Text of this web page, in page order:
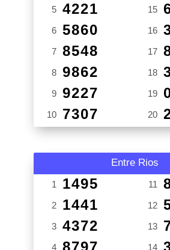
5 4221
6 5860
7 8548
8 9862
9 9227
10 7307
15
16
17
18
19
20
Entre Rios
1 1495
2 1441
3 4372
4 8797
11
12
13
14